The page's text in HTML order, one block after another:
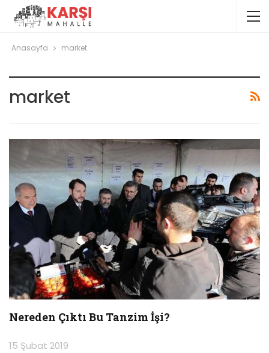
Anasayfa market
market
Nereden Çıktı Bu Tanzim İşi?
15 Şubat 2019